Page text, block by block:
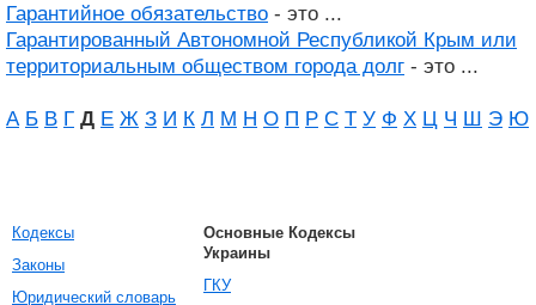
Гарантийное обязательство - это ...
Гарантированный Автономной Республикой Крым или
территориальным обществом города долг - это ...
А Б В Г Д Е Ж З И К Л М Н О П Р С Т У Ф Х Ц Ч Ш Э Ю
Кодексы
Законы
Юридический словарь
Основные Кодексы
Украины
ГКУ